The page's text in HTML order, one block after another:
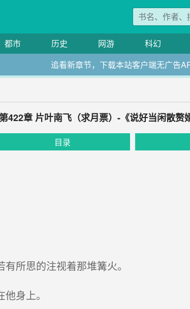
都市 历史 网游 科幻
追看新章节，下载本站客户端无广告
422章 片叶南飞（求月票）-《说好当闲散赘
目录
所思的注视着那堆篝火。
身上。